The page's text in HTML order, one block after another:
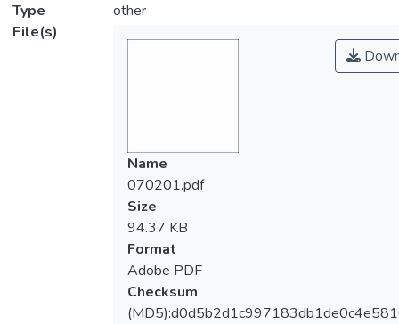
Type
other
File(s)
Name
070201.pdf
Size
94.37 KB
Format
Adobe PDF
Checksum